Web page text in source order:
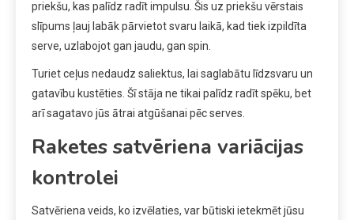
priekšu, kas palīdz radīt impulsu. Šis uz priekšu vērstais
slīpums ļauj labāk pārvietot svaru laikā, kad tiek izpildīta
serve, uzlabojot gan jaudu, gan spin.
Turiet ceļus nedaudz saliektus, lai saglabātu līdzsvaru un
gatavību kustēties. Šī stāja ne tikai palīdz radīt spēku, bet
arī sagatavo jūs ātrai atgūšanai pēc serves.
Raketes satvēriena variācijas
kontrolei
Satvēriena veids, ko izvēlaties, var būtiski ietekmēt jūsu